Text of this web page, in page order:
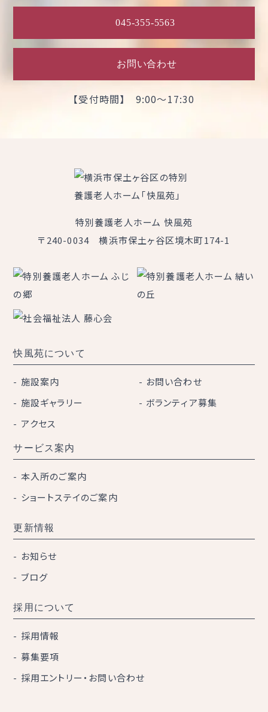
045-355-5563
お問い合わせ
【受付時間】 9:00～17:30
特別養護老人ホーム 快風苑
〒240-0034 横浜市保土ヶ谷区境木町174-1
快風苑について
施設案内
施設ギャラリー
アクセス
お問い合わせ
ボランティア募集
サービス案内
本入所のご案内
ショートステイのご案内
更新情報
お知らせ
ブログ
採用について
採用情報
募集要項
採用エントリー・お問い合わせ